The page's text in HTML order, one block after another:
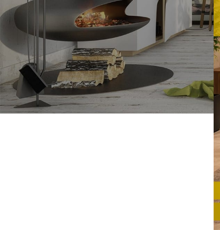
مستلزمات المكاتب الإدارية |
دليلك لاختيار الأفضل 2026
أغسطس 2, 2026
1 Comment
جهز شركتك بـ أفضل أسعار
كراسي موظفين هيدروليك
بضمان ماكوود
يوليو 8, 2026
1 Comment